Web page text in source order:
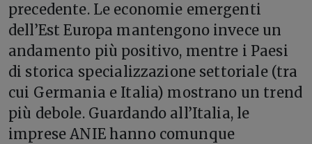
precedente. Le economie emergenti
dell’Est Europa mantengono invece un
andamento più positivo, mentre i Paesi
di storica specializzazione settoriale (tra
cui Germania e Italia) mostrano un trend
più debole. Guardando all’Italia, le
imprese ANIE hanno comunque